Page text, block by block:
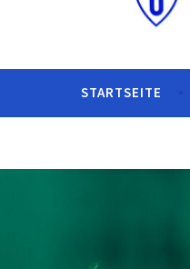
STARTSEITE